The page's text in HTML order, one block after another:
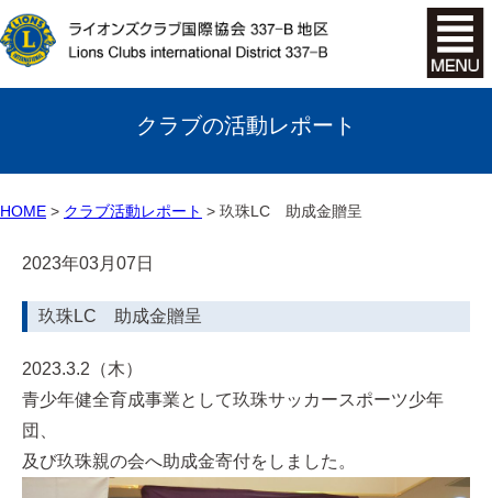
クラブの活動レポート
HOME クラブ活動レポート 玖珠LC 助成金贈呈
2023年03月07日
玖珠LC 助成金贈呈
2023.3.2（木）
青少年健全育成事業として玖珠サッカースポーツ少年
団、
及び玖珠親の会へ助成金寄付をしました。